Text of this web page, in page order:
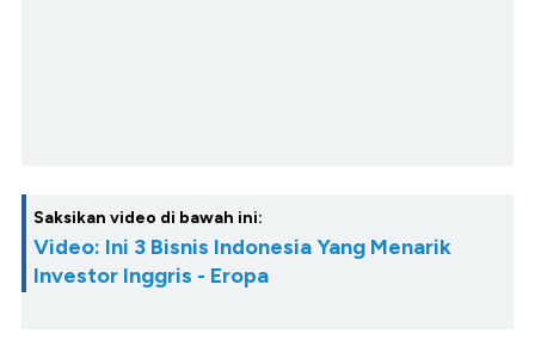
Saksikan video di bawah ini:
Video: Ini 3 Bisnis Indonesia Yang Menarik
Investor Inggris - Eropa